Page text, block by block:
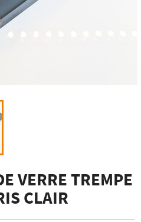
VERRE TREMPE
CLAIR